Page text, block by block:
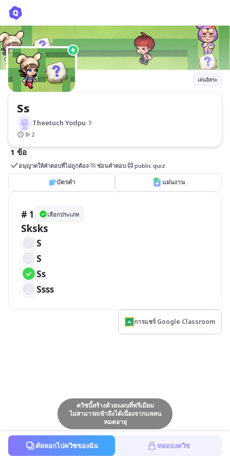
เล่นอิสระ
Ss
Theetuch Yodpu
2
1 ข้อ
อนุญาตให้คำตอบที่ไม่ถูกต้อง ซ่อนคำตอบ public quiz
บัตรคำ แผ่นงาน
# 1 เลือกประเภท
Sksks
S
S
Ss
Ssss
การแชร์ Google Classroom
ควิซนี้สร้างด้วยแผนที่พรีเมียม
ไม่สามารถเข้าถึงได้เนื่องจากแพลน
หมดอายุ
คัดลอกไปควิซของฉัน ทดลองควิซ